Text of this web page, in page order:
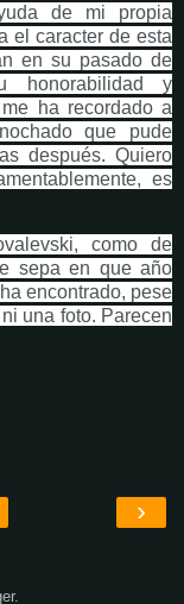
de mi propia
el caracter de esta
en su pasado de
honorabilidad y
ha recordado a
que pude
después. Quiero
es
como de
sepa en que año
encontrado, pese
una foto. Parecen
›
.